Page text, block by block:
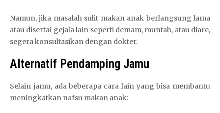
Namun, jika masalah sulit makan anak berlangsung lama
atau disertai gejala lain seperti demam, muntah, atau diare,
segera konsultasikan dengan dokter.
Alternatif Pendamping Jamu
Selain jamu, ada beberapa cara lain yang bisa membantu
meningkatkan nafsu makan anak: